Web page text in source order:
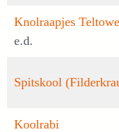
Knolraapjes
e.d.
Spitskool
Koolrabi